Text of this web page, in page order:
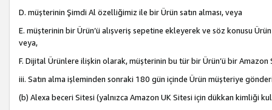
D. müşterinin Şimdi Al özelliğimiz ile bir Ürün satın alması, veya
E. müşterinin bir Ürün’ü alışveriş sepetine ekleyerek ve söz konusu
veya,
F. Dijital Ürünlere ilişkin olarak, müşterinin bu tür bir Ürün’ü bir Amazon
iii. Satın alma işleminden sonraki 180 gün içinde Ürün müşteriye
(b) Alexa beceri Sitesi (yalnızca Amazon UK Sitesi için dükkan kimliği